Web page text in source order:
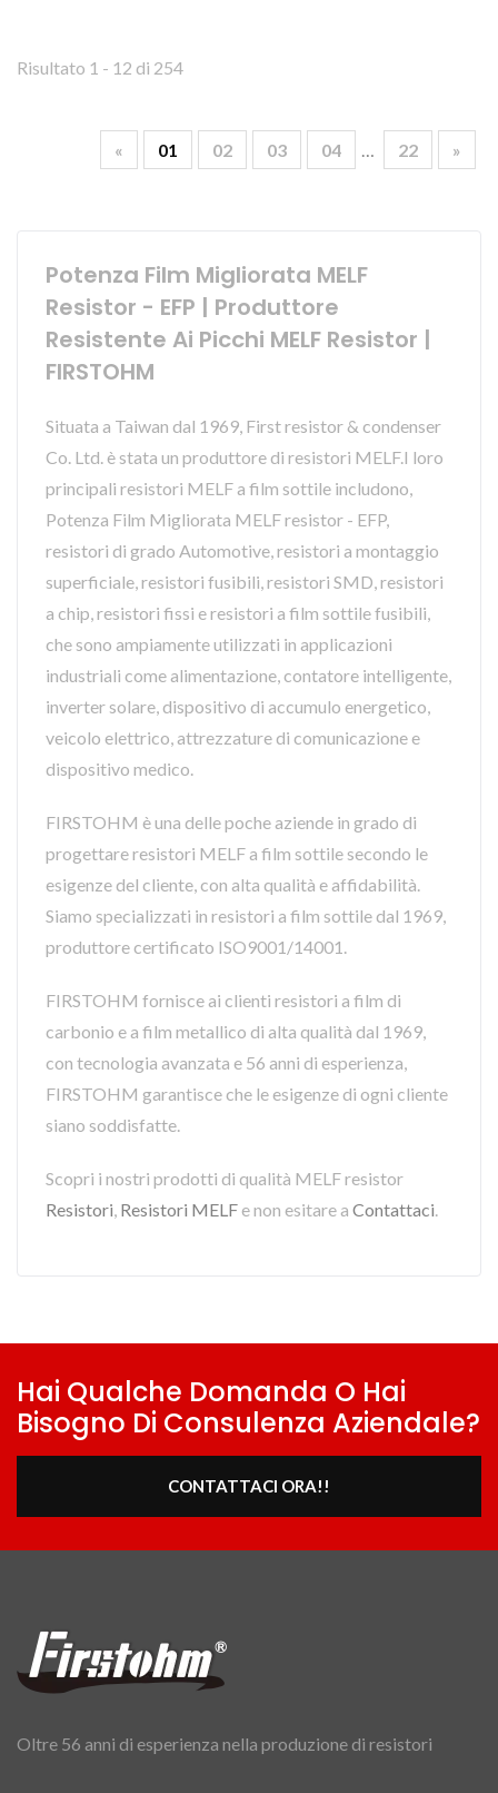
Risultato 1 - 12 di 254
« 01 02 03 04 22 »
Potenza Film Migliorata MELF
Resistor - EFP | Produttore
Resistente Ai Picchi MELF Resistor |
FIRSTOHM
Situata a Taiwan dal 1969, First resistor & condenser
Co. Ltd. è stata un produttore di resistori MELF.I loro
principali resistori MELF a film sottile includono,
Potenza Film Migliorata MELF resistor - EFP,
resistori di grado Automotive, resistori a montaggio
superficiale, resistori fusibili, resistori SMD, resistori
a chip, resistori fissi e resistori a film sottile fusibili,
che sono ampiamente utilizzati in applicazioni
industriali come alimentazione, contatore intelligente,
inverter solare, dispositivo di accumulo energetico,
veicolo elettrico, attrezzature di comunicazione e
dispositivo medico.
FIRSTOHM è una delle poche aziende in grado di
progettare resistori MELF a film sottile secondo le
esigenze del cliente, con alta qualità e affidabilità.
Siamo specializzati in resistori a film sottile dal 1969,
produttore certificato ISO9001/14001.
FIRSTOHM fornisce ai clienti resistori a film di
carbonio e a film metallico di alta qualità dal 1969,
con tecnologia avanzata e 56 anni di esperienza,
FIRSTOHM garantisce che le esigenze di ogni cliente
siano soddisfatte.
Scopri i nostri prodotti di qualità MELF resistor
Resistori Resistori MELF e non esitare a Contattaci
Hai Qualche Domanda O Hai
Bisogno Di Consulenza Aziendale?
CONTATTACI ORA!!
Oltre 56 anni di esperienza nella produzione di resistori